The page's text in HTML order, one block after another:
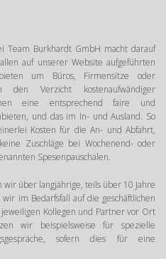
herzlich für Ihren
als vorbildliche Arbeit
18.04.2019 um 16:17 Uhr
Bewertungen hier nur
Beschattung mit
von der Detektei Team
und wurden durchweg
bedient. Im
Team Burkhardt GmbH macht darauf
auf unserer Website aufgeführten
um Büros, Firmensitze oder
den Verzicht kostenaufwändiger
eine entsprechend faire und
und das im In- und Ausland. So
Kosten für die An- und Abfahrt,
Zuschläge bei Wochenend- oder
Spesenpauschalen.
über langjährige, teils über 10 Jahre
im Bedarfsfall auf die geschäftlichen
Kollegen und Partner vor Ort
wir beispielsweise für spezielle
sofern dies für eine